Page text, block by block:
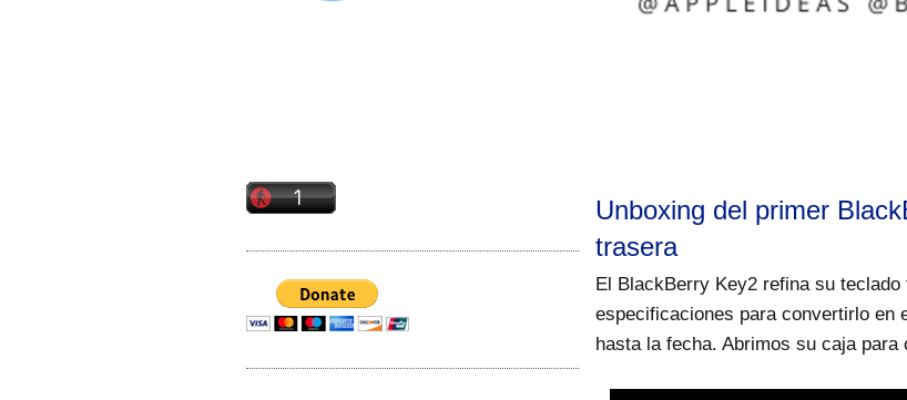
Unboxing del primer
trasera
El BlackBerry Key2 refina su
especificaciones para convertirlo en
hasta la fecha. Abrimos su caja para